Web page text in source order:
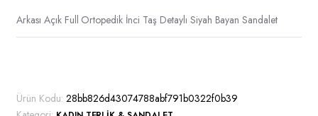
Arkası Açık Full Ortopedik İnci Taş Detaylı Siyah Bayan Sandalet
birden
fazla
Ürün Kodu: 28bb826d43074788abf791b0322f0b39